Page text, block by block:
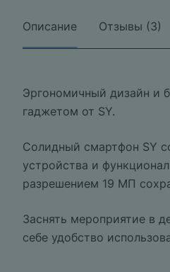
Описание Отзывы (3)
Эргономичный дизайн и
гаджетом от SY.
Солидный смартфон SY
устройства и
разрешением 19 МП
Заснять мероприятие в
себе удобство